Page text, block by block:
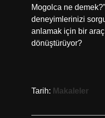
Mogolca ne
deneyimlerinizi
anlamak için bir
dönüştürüyor?
Tarih: Makaleler